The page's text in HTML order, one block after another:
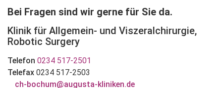
Bei Fragen sind wir gerne für Sie da.
Klinik für Allgemein- und Viszeralchirurgie,
Robotic Surgery
Telefon 0234 517-2501
Telefax 0234 517-2503
ch-bochum@augusta-kliniken.de